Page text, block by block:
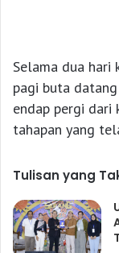
Selama dua hari
pagi buta
endap pergi dari
tahapan yang
Tulisan yang